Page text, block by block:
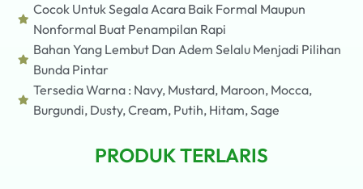
Cocok Untuk Segala Acara Baik Formal Maupun
Nonformal Buat Penampilan Rapi
Bahan Yang Lembut Dan Adem Selalu Menjadi Pilihan
Bunda Pintar
Tersedia Warna : Navy, Mustard, Maroon, Mocca,
Burgundi, Dusty, Cream, Putih, Hitam, Sage
PRODUK TERLARIS